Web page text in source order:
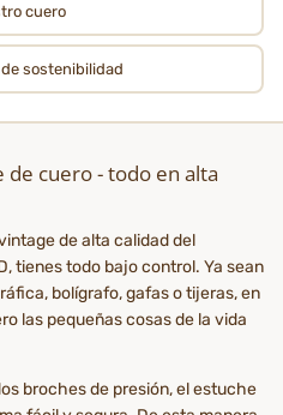
cuero
sostenibilidad
de cuero - todo en alta
de alta calidad del
tienes todo bajo control. Ya sean
bolígrafo, gafas o tijeras, en
las pequeñas cosas de la vida
broches de presión, el estuche